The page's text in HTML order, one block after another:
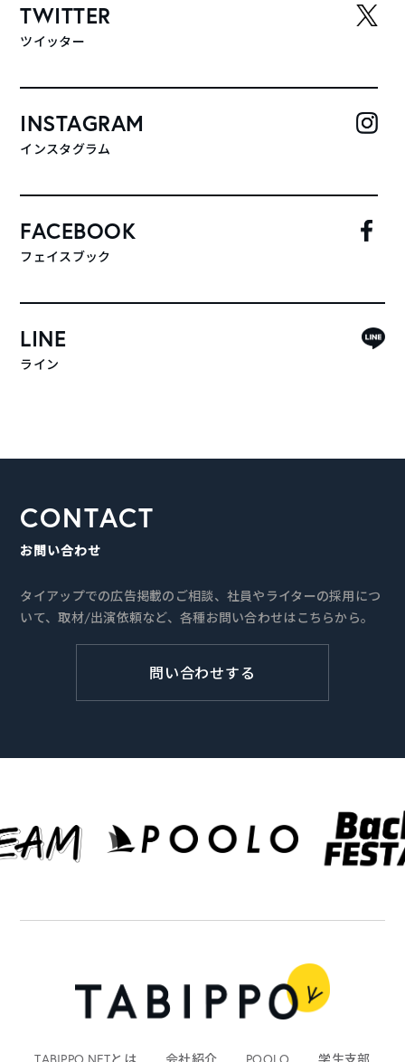
TWITTER
ツイッター
INSTAGRAM
インスタグラム
FACEBOOK
フェイスブック
LINE
ライン
CONTACT
お問い合わせ
タイアップでの広告掲載のご相談、社員やライターの採用につ
いて、取材/出演依頼など、各種お問い合わせはこちらから。
問い合わせする